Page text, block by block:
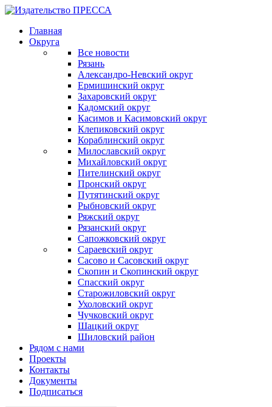
Главная
Округа
Все новости
Рязань
Александро-Невский округ
Ермишинский округ
Захаровский округ
Кадомский округ
Касимов и Касимовский округ
Клепиковский округ
Кораблинский округ
Милославский округ
Михайловский округ
Пителинский округ
Пронский округ
Путятинский округ
Рыбновский округ
Ряжский округ
Рязанский округ
Сапожковский округ
Сараевский округ
Сасово и Сасовский округ
Скопин и Скопинский округ
Спасский округ
Старожиловский округ
Ухоловский округ
Чучковский округ
Шацкий округ
Шиловский район
Рядом с нами
Проекты
Контакты
Документы
Подписаться